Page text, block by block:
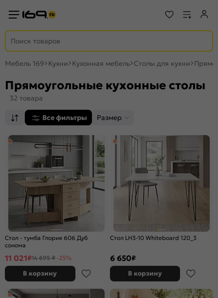
Мебель 169 Кухни Кухонная мебель Столы для кухни
Прямоугольные кухонные столы
32 товара
Все фильтры Размер
Стол - тумба Глория 606 Дуб
сонома
11 021₽14 695 ₽ -25%
В корзину
Стол LH3-10 Whiteboard 120_3
6 650₽
В корзину